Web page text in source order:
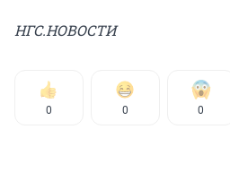
НГС.НОВОСТИ
0 0 0